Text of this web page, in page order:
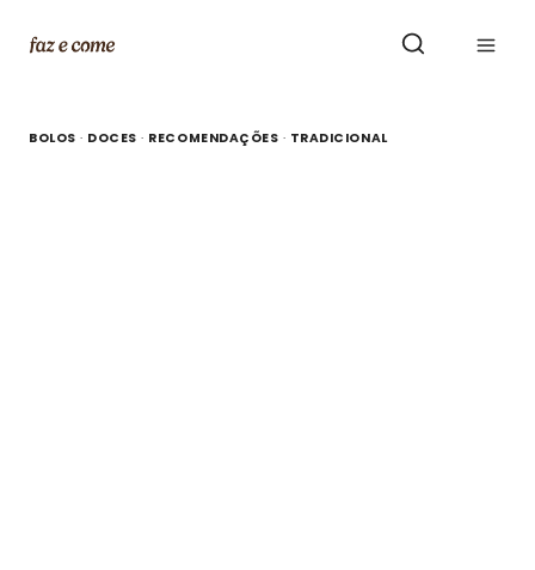
BOLOS · DOCES · RECOMENDAÇÕES · TRADICIONAL